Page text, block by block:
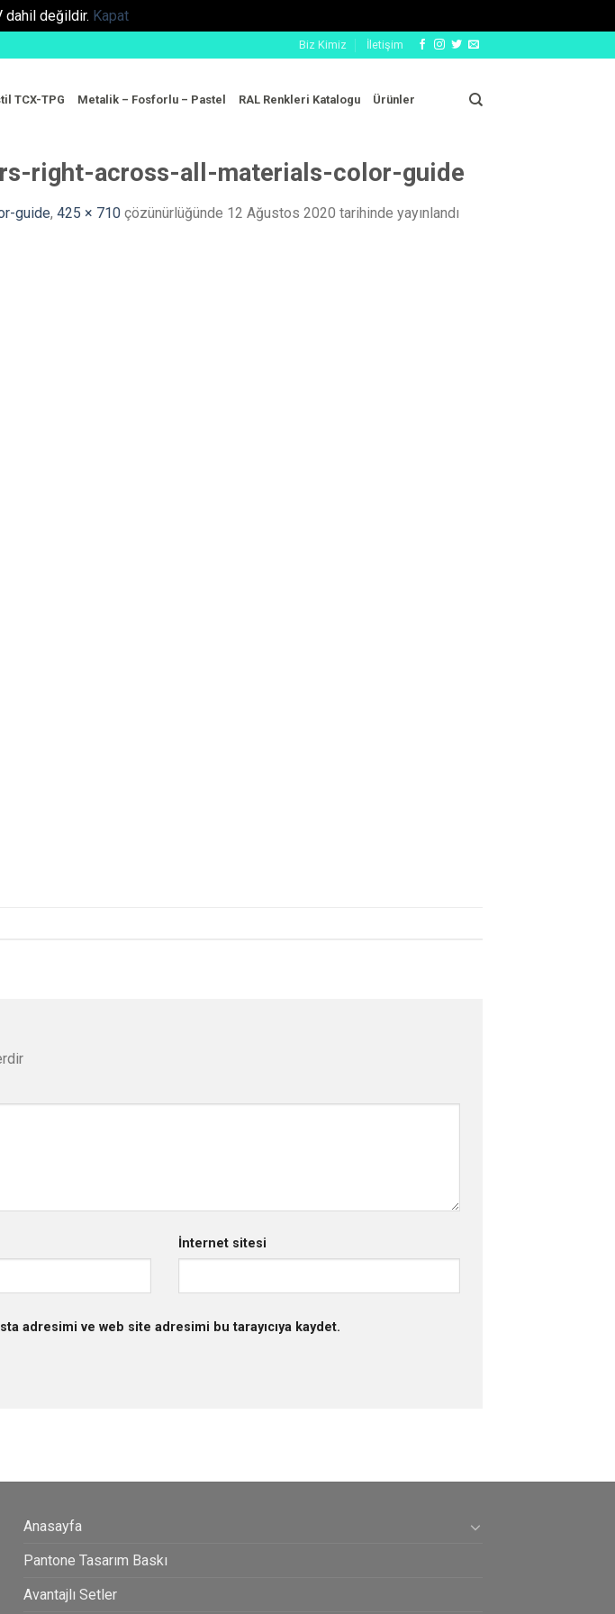
dahil değildir. Kapat
Biz Kimiz İletişim
TCX-TPG Metalik – Fosforlu – Pastel RAL Renkleri Katalogu Ürünler
right-across-all-materials-color-guide
guide, 425 × 710 çözünürlüğünde 12 Ağustos 2020 tarihinde yayınlandı
İnternet sitesi
adresimi ve web site adresimi bu tarayıcıya kaydet.
Anasayfa
Pantone Tasarım Baskı
Avantajlı Setler